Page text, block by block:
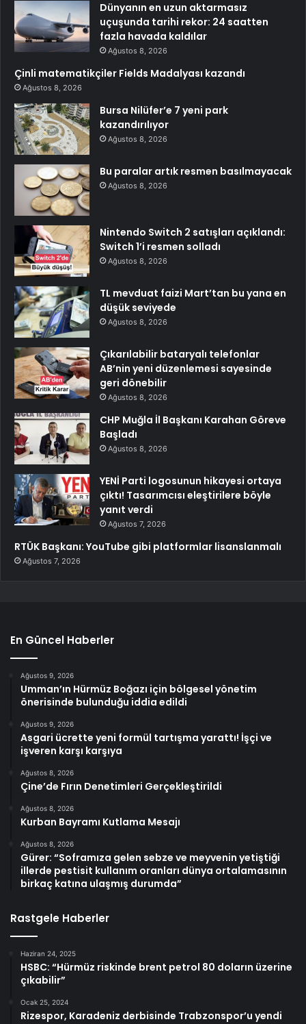
Dünyanın en uzun aktarmasız
uçuşunda tarihi rekor: 24 saatten
fazla havada kaldılar
Ağustos 8, 2026
Çinli matematikçiler Fields Madalyası kazandı
Ağustos 8, 2026
Bursa Nilüfer’e 7 yeni park
kazandırılıyor
Ağustos 8, 2026
Bu paralar artık resmen basılmayacak
Ağustos 8, 2026
Nintendo Switch 2 satışları açıklandı:
Switch 1’i resmen solladı
Ağustos 8, 2026
TL mevduat faizi Mart’tan bu yana en
düşük seviyede
Ağustos 8, 2026
Çıkarılabilir bataryalı telefonlar
AB’nin yeni düzenlemesi sayesinde
geri dönebilir
Ağustos 8, 2026
CHP Muğla İl Başkanı Karahan Göreve
Başladı
Ağustos 8, 2026
YENİ Parti logosunun hikayesi ortaya
çıktı! Tasarımcısı eleştirilere böyle
yanıt verdi
Ağustos 7, 2026
RTÜK Başkanı: YouTube gibi platformlar lisanslanmalı
Ağustos 7, 2026
En Güncel Haberler
Ağustos 9, 2026
Umman’ın Hürmüz Boğazı için bölgesel yönetim
önerisinde bulunduğu iddia edildi
Ağustos 9, 2026
Asgari ücrette yeni formül tartışma yarattı! İşçi ve
işveren karşı karşıya
Ağustos 8, 2026
Çine’de Fırın Denetimleri Gerçekleştirildi
Ağustos 8, 2026
Kurban Bayramı Kutlama Mesajı
Ağustos 8, 2026
Gürer: “Soframıza gelen sebze ve meyvenin yetiştiği
illerde pestisit kullanım oranları dünya ortalamasının
birkaç katına ulaşmış durumda”
Rastgele Haberler
Haziran 24, 2025
HSBC: “Hürmüz riskinde brent petrol 80 doların üzerine
çıkabilir”
Ocak 25, 2024
Rizespor, Karadeniz derbisinde Trabzonspor’u yendi